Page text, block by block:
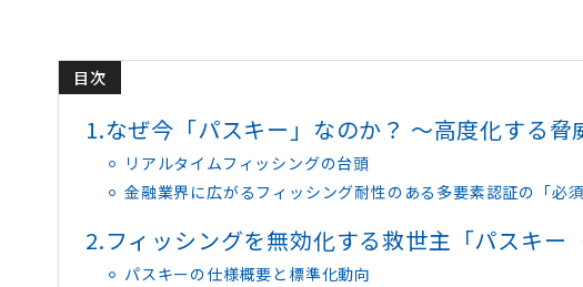
目次
1.なぜ今「パスキー」なのか？ 〜高度化する脅
リアルタイムフィッシングの台頭
金融業界に広がるフィッシング耐性のある多要素認証の「必須
2.フィッシングを無効化する救世主「パスキー
パスキーの仕様概要と標準化動向